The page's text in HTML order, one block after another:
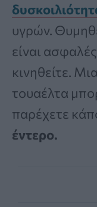
υγρών.
είναι
κινηθείτε.
τουαέλτα
παρέχετε
έντερο.